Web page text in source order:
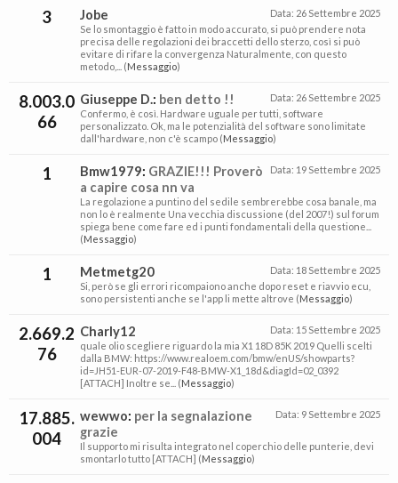
3 Data: 26 Settembre 2025
Jobe
Se lo smontaggio è fatto in modo accurato, si può prendere nota
precisa delle regolazioni dei braccetti dello sterzo, così si può
evitare di rifare la convergenza Naturalmente, con questo
metodo,... (Messaggio)
8.003.0
66
Data: 26 Settembre 2025
Giuseppe D.: ben detto !!
Confermo, è così. Hardware uguale per tutti, software
personalizzato. Ok, ma le potenzialità del software sono limitate
dall'hardware, non c'è scampo (Messaggio)
1 Data: 19 Settembre 2025
Bmw1979: GRAZIE!!! Proverò
a capire cosa nn va
La regolazione a puntino del sedile sembrerebbe cosa banale, ma
non lo è realmente Una vecchia discussione (del 2007!) sul forum
spiega bene come fare ed i punti fondamentali della questione...
(Messaggio)
1 Data: 18 Settembre 2025
Metmetg20
Si, però se gli errori ricompaiono anche dopo reset e riavvio ecu,
sono persistenti anche se l'app li mette altrove (Messaggio)
2.669.2
76
Data: 15 Settembre 2025
Charly12
quale olio scegliere riguardo la mia X1 18D 85K 2019 Quelli scelti
dalla BMW: https://www.realoem.com/bmw/enUS/showparts?
id=JH51-EUR-07-2019-F48-BMW-X1_18d&diagId=02_0392
[ATTACH] Inoltre se... (Messaggio)
17.885.
004
Data: 9 Settembre 2025
wewwo: per la segnalazione
grazie
Il supporto mi risulta integrato nel coperchio delle punterie, devi
smontarlo tutto [ATTACH] (Messaggio)